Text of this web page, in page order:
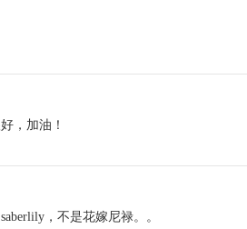
，加油！
，不是花嫁尼禄。。